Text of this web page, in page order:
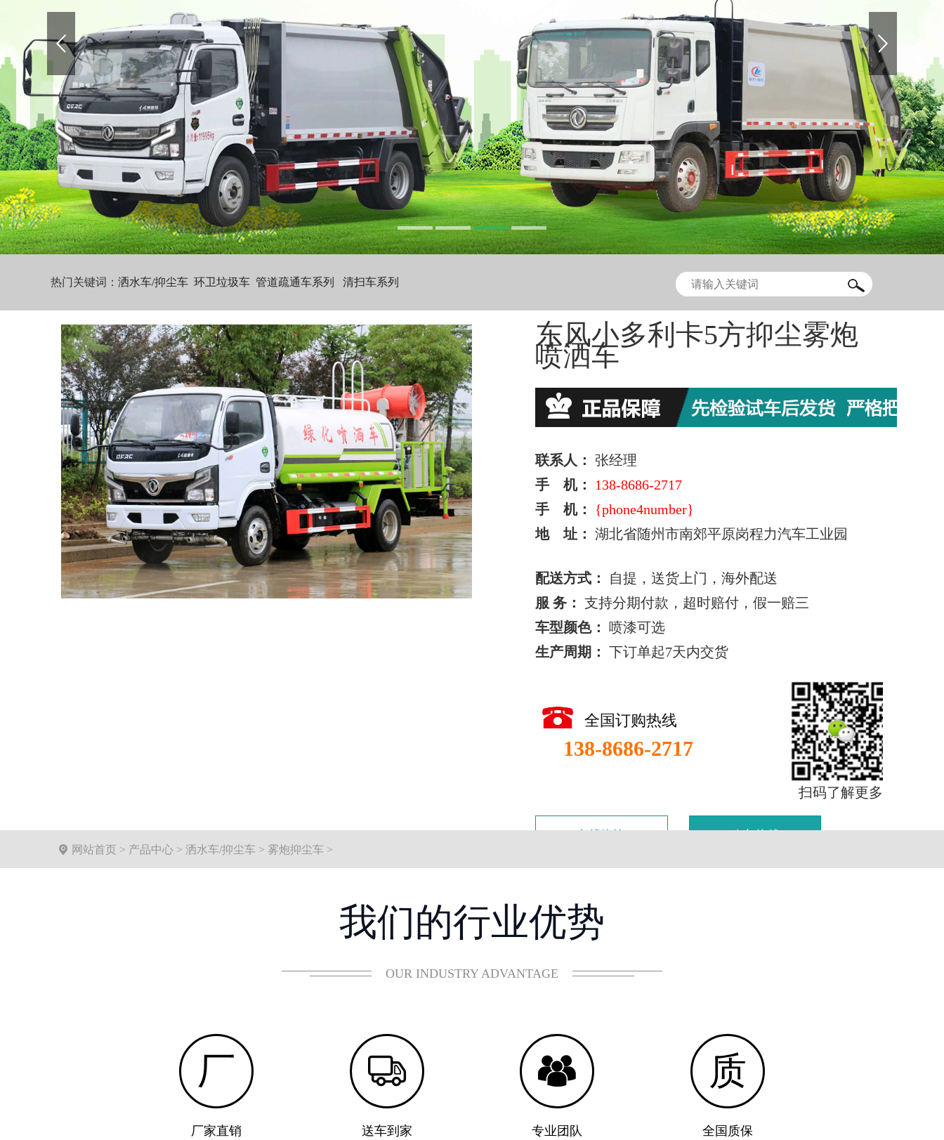
热门关键词： 洒水车/抑尘车 环卫垃圾车 管道疏通车系列 清扫车系列
东风小多利卡5方抑尘雾炮
喷洒车
联系人： 张经理
手 机：
138-8686-2717
手 机：
{phone4number}
地 址： 湖北省随州市南郊平原岗程力汽车工业园
配送方式：
自提，送货上门，海外配送
服 务： 支持分期付款，超时赔付，假一赔三
车型颜色：
喷漆可选
生产周期： 下订单起7天内交货
全国订购热线
138-8686-2717
扫码了解更多
 网站首页 > 产品中心 >洒水车/抑尘车 > 雾炮抑尘车 >
我们的行业优势
OUR INDUSTRY ADVANTAGE
厂
厂家直销

送车到家

专业团队
质
全国质保